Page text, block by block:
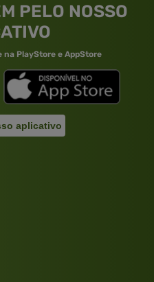
PELO NOSSO
PlayStore e AppStore
aplicativo